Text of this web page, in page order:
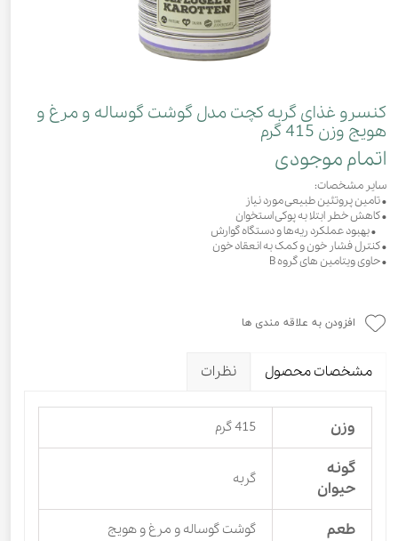
کنسرو غذای گربه کچت مدل گوشت گوساله و مرغ و
هویج وزن 415 گرم
اتمام موجودی
سایر مشخصات:
• تامین پروتئین طبیعی مورد نیاز
• کاهش خطر ابتلا به پوکی استخوان
• بهبود عملکرد ریه‌ها و دستگاه گوارش
• کنترل فشار خون و کمک به انعقاد خون
• حاوی ویتامین های گروه B
افزودن به علاقه مندی ها
مشخصات محصول نظرات
وزن 415 گرم
گونه
حیوان
گربه
طعم گوشت گوساله و مرغ و هویج